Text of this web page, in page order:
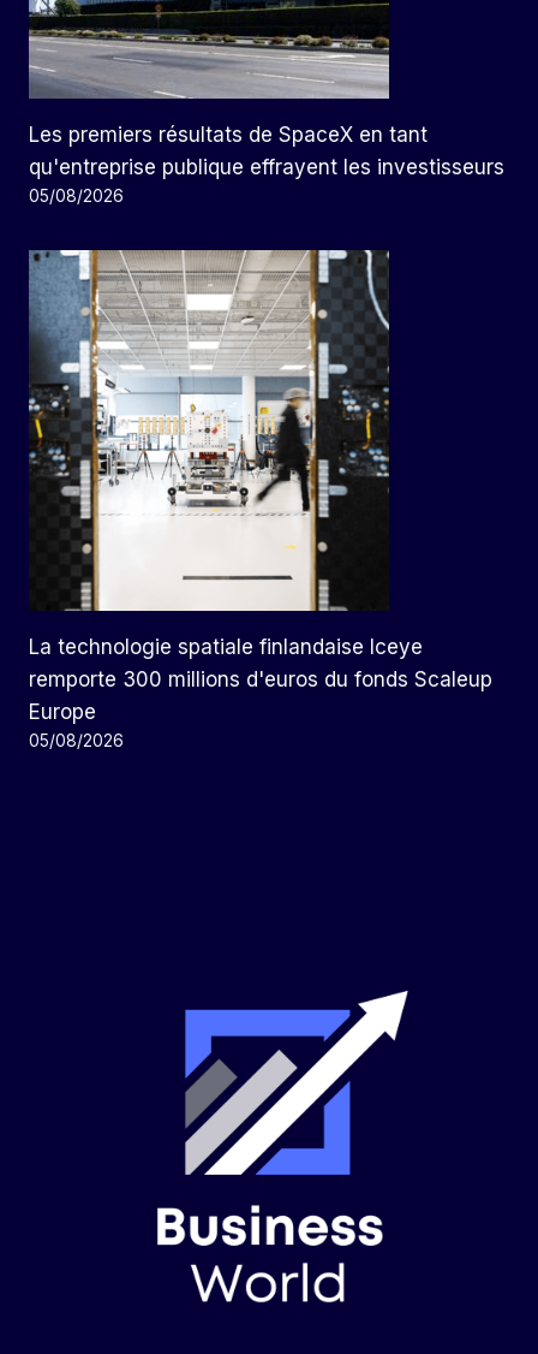
Les premiers résultats de SpaceX en tant
qu'entreprise publique effrayent les investisseurs
05/08/2026
La technologie spatiale finlandaise Iceye
remporte 300 millions d'euros du fonds Scaleup
Europe
05/08/2026